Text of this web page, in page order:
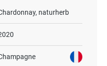
naturherb